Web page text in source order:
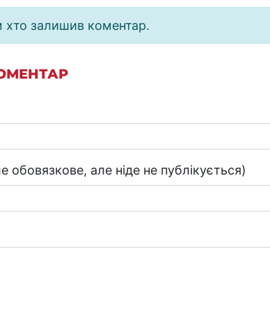
хто залишив коментар.
але ніде не публікується)